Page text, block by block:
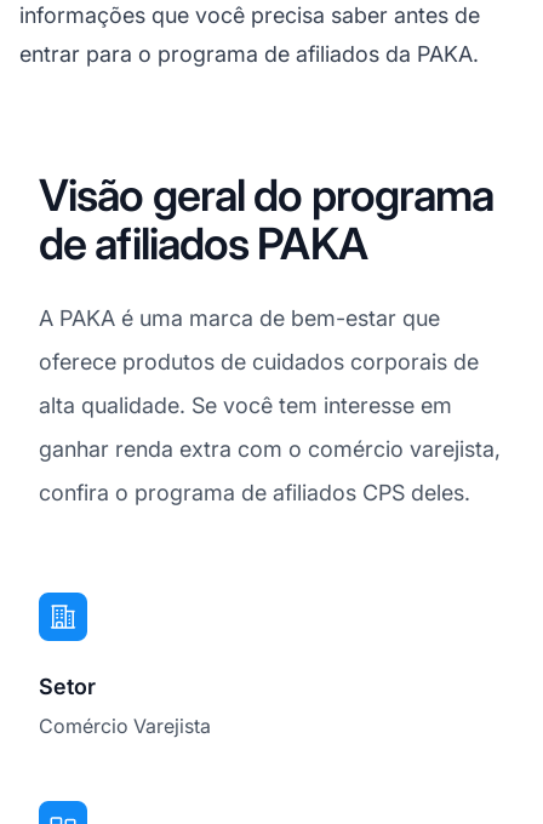
informações que você precisa saber antes de
entrar para o programa de afiliados da PAKA.
Visão geral do programa
de afiliados PAKA
A PAKA é uma marca de bem-estar que
oferece produtos de cuidados corporais de
alta qualidade. Se você tem interesse em
ganhar renda extra com o comércio varejista,
confira o programa de afiliados CPS deles.
Setor
Comércio Varejista